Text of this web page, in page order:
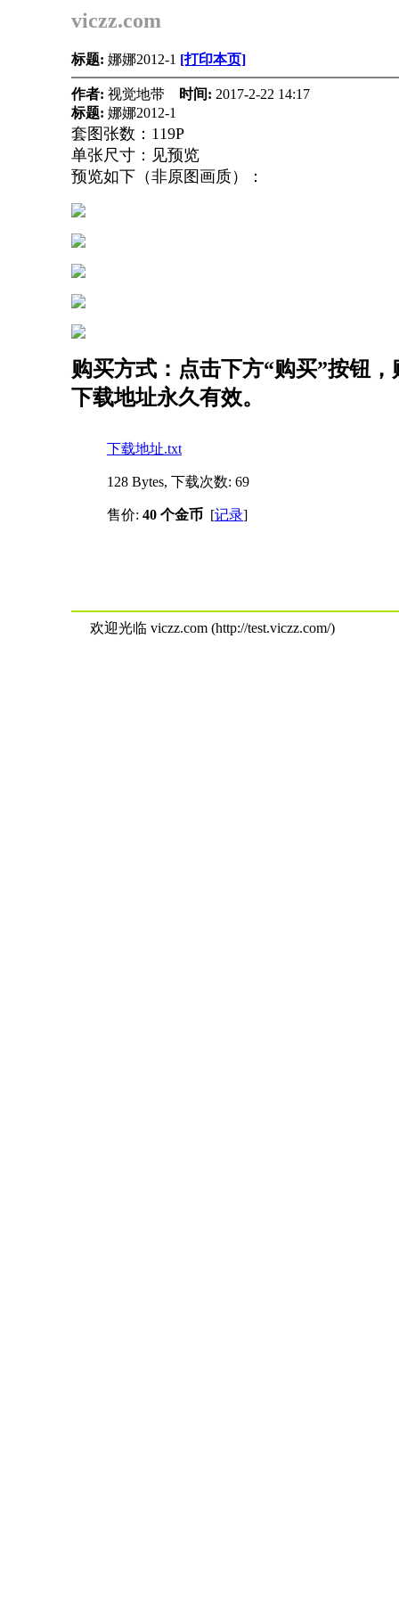
viczz.com
标题: 娜娜2012-1 [打印本页]
作者: 视觉地带 时间: 2017-2-22 14:17
标题: 娜娜2012-1
套图张数：119P
单张尺寸：见预览
预览如下（非原图画质）：
购买方式：点击下方“购买”按钮
下载地址永久有效。
下载地址.txt
128 Bytes, 下载次数: 69
售价: 40 个金币 [记录]
欢迎光临 viczz.com (http://test.viczz.com/)